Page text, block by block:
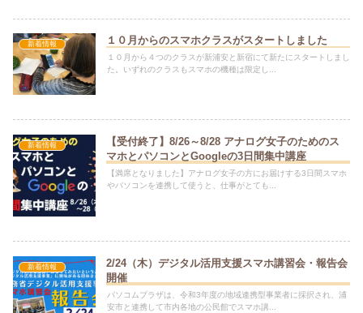
新着情報 １０月からのスマホクラスがスタートしました
１０月から４つのクラスが新浦安と新宿にて新たにスタートしまし
た。いずれのクラスもスマホの機種は限定し...
新着情報
【受付終了】8/26～8/28 アナログ女子のためのス
マホとパソコンとGoogleの3日間集中講座
【満席となりました】アナログ女子の方にお届けする3日間スマホ
やパソコンを連携して使うと、仕事がとても...
新着情報
2/24（木）デジタル活用支援スマホ講習会・報告会
開催
パソコムプラザは、令和3年度の地域連携型事業者に採択され、浦
安市と連携して市内各地の公民館でスマホ講...